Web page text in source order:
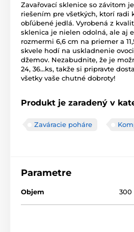
Zavařovací sklenice so závitom
riešením pre všetkých, ktorí radi
obľúbené jedlá. Vyrobená z
sklenica je nielen odolná, ale aj
rozmermi 6,6 cm na priemer a
skvele hodí na uskladnenie
džemov. Nezabudnite, že je
24, 36...ks, takže si pripravte
všetky vaše chutné dobroty!
Produkt je zaradený v
Zaváracie poháre
Parametre
Objem 300